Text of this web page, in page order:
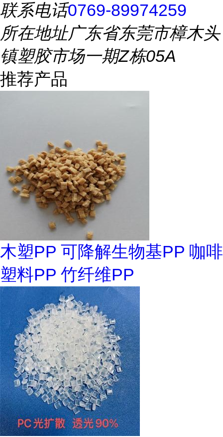
联系电话0769-89974259
所在地址广东省东莞市樟木头
镇塑胶市场一期Z栋05A
推荐产品
木塑PP 可降解生物基PP 咖啡
塑料PP 竹纤维PP